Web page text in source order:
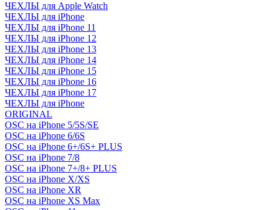
ЧЕХЛЫ для Apple Watch
ЧЕХЛЫ для iPhone
ЧЕХЛЫ для iPhone 11
ЧЕХЛЫ для iPhone 12
ЧЕХЛЫ для iPhone 13
ЧЕХЛЫ для iPhone 14
ЧЕХЛЫ для iPhone 15
ЧЕХЛЫ для iPhone 16
ЧЕХЛЫ для iPhone 17
ЧЕХЛЫ для iPhone
ORIGINAL
OSC на iPhone 5/5S/SE
OSC на iPhone 6/6S
OSC на iPhone 6+/6S+ PLUS
OSC на iPhone 7/8
OSC на iPhone 7+/8+ PLUS
OSC на iPhone X/XS
OSC на iPhone XR
OSC на iPhone XS Max